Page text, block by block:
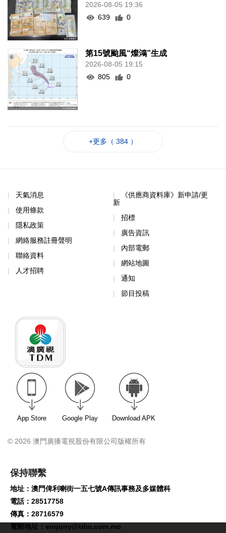
2026-08-05 19:36
639
0
第15號颱風“燦鴻”生成
2026-08-05 19:15
805
0
+更多（ 384 ）
天氣消息
使用條款
隱私政策
網絡服務註冊聲明
聯絡資料
人才招聘
《供應商資料庫》新申請/更
新
招標
廣告資訊
內部電郵
網站地圖
通知
節目投稿
App Store Google Play Download APK
© 2026 澳門廣播電視股份有限公司版權所有
保持聯繫
地址：澳門俾利喇街一五七號A傳訊事務及多媒體科
電話：28517758
傳真：28716579
電郵地址： enquiry@tdm.com.mo